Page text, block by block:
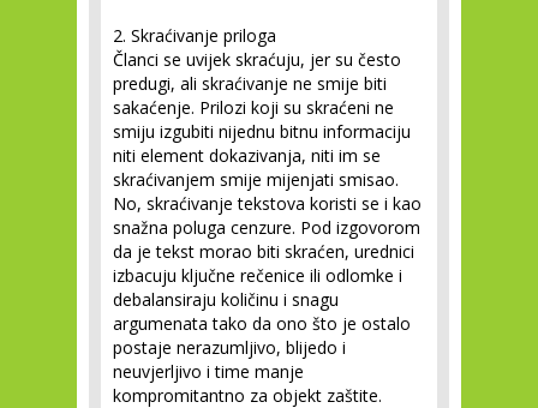
2. Skraćivanje priloga
Članci se uvijek skraćuju, jer su često
predugi, ali skraćivanje ne smije biti
sakaćenje. Prilozi koji su skraćeni ne
smiju izgubiti nijednu bitnu informaciju
niti element dokazivanja, niti im se
skraćivanjem smije mijenjati smisao.
No, skraćivanje tekstova koristi se i kao
snažna poluga cenzure. Pod izgovorom
da je tekst morao biti skraćen, urednici
izbacuju ključne rečenice ili odlomke i
debalansiraju količinu i snagu
argumenata tako da ono što je ostalo
postaje nerazumljivo, blijedo i
neuvjerljivo i time manje
kompromitantno za objekt zaštite.